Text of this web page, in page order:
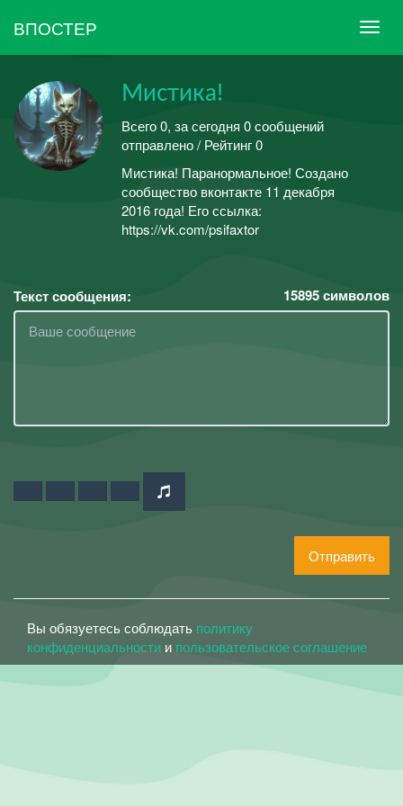
ВПОСТЕР
Мистика!
Всего 0, за сегодня 0 сообщений
отправлено / Рейтинг 0
Мистика! Паранормальное! Создано
сообщество вконтакте 11 декабря
2016 года! Его ссылка:
https://vk.com/psifaxtor
Текст сообщения: 15895символов
Отправить
Вы обязуетесь соблюдать политику
конфиденциальности и пользовательское соглашение